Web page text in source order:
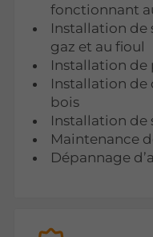
fonctionnant
Installation de
gaz et au fioul
Installation de
Installation de
bois
Installation de
Maintenance
Dépannage